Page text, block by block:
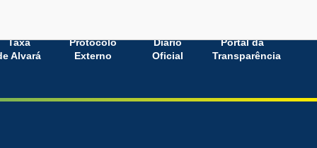
Taxa
Alvará
Protocolo
Externo
Diário
Oficial
Portal da
Transparência